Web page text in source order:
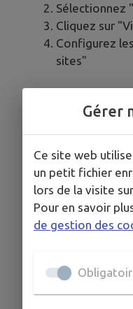
Sélectionnez
Cliquez sur
Configurez
sites"
Cliquez sur
Gérez les
Microsoft Edge
Cliquez sur
en haut à
Sélectionnez
Cliquez sur
Gérer
Ce site web
un petit fichier
lors de la visite
Pour en savoir
de gestion des